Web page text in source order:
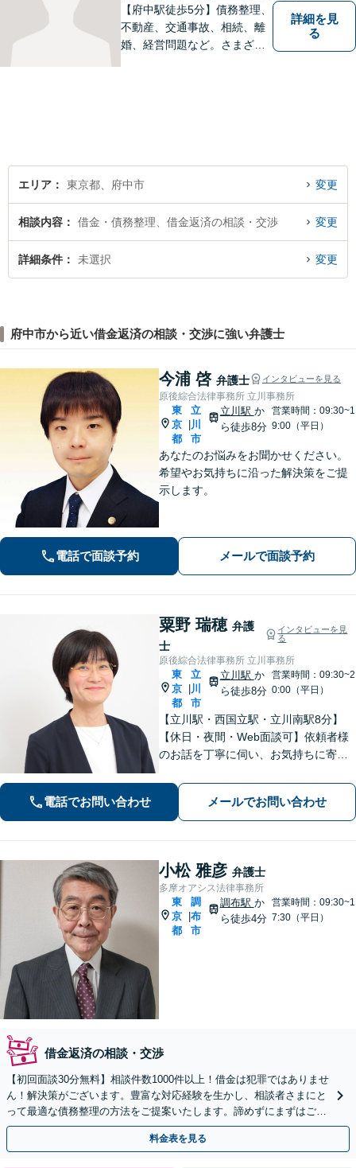
【府中駅徒歩5分】債務整理、
不動産、交通事故、相続、離
婚、経営問題など。さまざま
詳細を見
る
エリア 東京都、府中市 変更
相談内容 借金・債務整理、借金返済の相談・交渉 変更
詳細条件 未選択 変更
府中市から近い借金返済の相談・交渉に強い弁護士
今浦 啓 弁護士 インタビューを見る
原後綜合法律事務所 立川事務所
東
京
都
立
川
市
立川駅 か
ら徒歩8分
営業時間：09:30~1
9:00（平日）
あなたのお悩みをお聞かせください。
希望やお気持ちに沿った解決策をご提
示します。
電話で面談予約 メールで面談予約
粟野 瑞穂 弁護
士
インタビューを見
る
原後綜合法律事務所 立川事務所
東
京
都
立
川
市
立川駅 か
ら徒歩8分
営業時間：09:30~2
0:00（平日）
【立川駅・西国立駅・立川南駅8分】
【休日・夜間・Web面談可】依頼者様
のお話を丁寧に伺い、お気持ちに寄り
や相続、不動産、刑事事件から企業法
務まで。難しい法律用語もかみ砕いて
お伝えし、安心できるよう努めます。
電話でお問い合わせ メールでお問い合わせ
小松 雅彦 弁護士
多摩オアシス法律事務所
東
京
都
調
布
市
調布駅 か
ら徒歩4分
営業時間：09:30~1
7:30（平日）
借金返済の相談・交渉
【初回面談30分無料】相談件数1000件以上！借金は犯罪ではありませ
ん！解決策がございます。豊富な対応経験を生かし、相談者さまにと
って最適な債務整理の方法をご提案いたします。諦めずにまずはご相
談ください【弁護士歴40年以上】【調布駅4分】
料金表を見る